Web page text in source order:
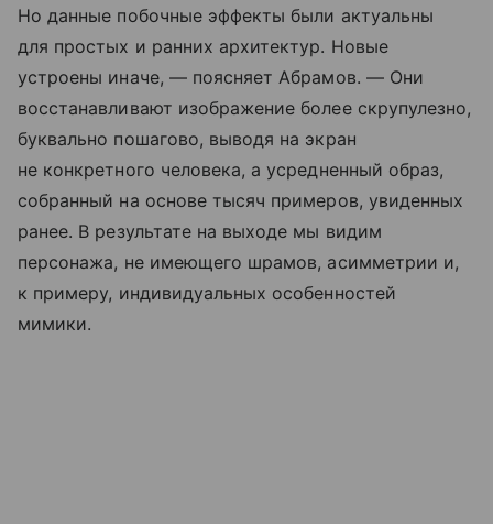
Но данные побочные эффекты были актуальны
для простых и ранних архитектур. Новые
устроены иначе, — поясняет Абрамов. — Они
восстанавливают изображение более скрупулезно,
буквально пошагово, выводя на экран
не конкретного человека, а усредненный образ,
собранный на основе тысяч примеров, увиденных
ранее. В результате на выходе мы видим
персонажа, не имеющего шрамов, асимметрии и,
к примеру, индивидуальных особенностей
мимики.